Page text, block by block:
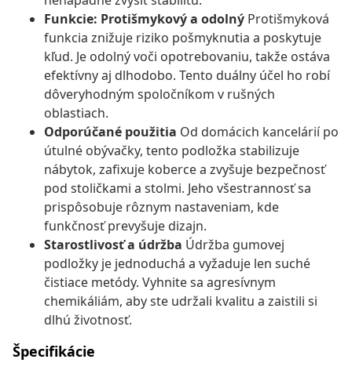
Funkcie: Protišmykový a odolný Protišmyková
funkcia znižuje riziko pošmyknutia a poskytuje
kľud. Je odolný voči opotrebovaniu, takže ostáva
efektívny aj dlhodobo. Tento duálny účel ho robí
dôveryhodným spoločníkom v rušných
oblastiach.
Odporúčané použitia Od domácich kancelárií po
útulné obývačky, tento podložka stabilizuje
nábytok, zafixuje koberce a zvyšuje bezpečnosť
pod stoličkami a stolmi. Jeho všestrannosť sa
prispôsobuje rôznym nastaveniam, kde
funkčnosť prevyšuje dizajn.
Starostlivosť a údržba Údržba gumovej
podložky je jednoduchá a vyžaduje len suché
čistiace metódy. Vyhnite sa agresívnym
chemikáliám, aby ste udržali kvalitu a zaistili si
dlhú životnosť.
Špecifikácie